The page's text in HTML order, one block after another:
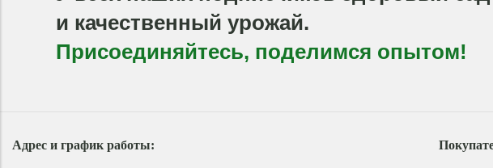
и качественный урожай.
Присоединяйтесь, поделимся опытом!
Адрес и график работы: